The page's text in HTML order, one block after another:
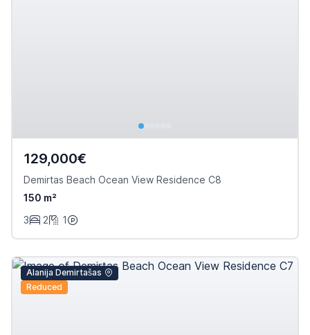
129,000€
Demirtas Beach Ocean View Residence C8
150 m²
3
2 1
Alanija Demirtašas
Reduced